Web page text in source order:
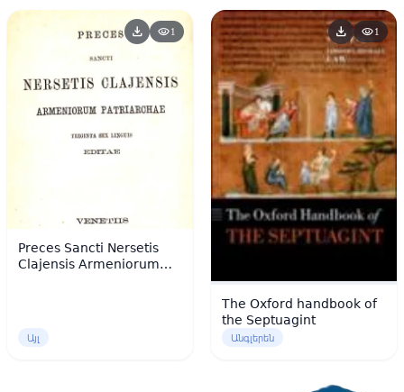
download visibility1
Preces Sancti Nersetis
Clajensis Armeniorum
Այլ
download visibility1
The Oxford handbook of
the Septuagint
Անգլերեն